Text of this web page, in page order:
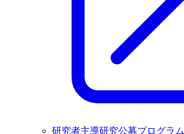
研究者主導研究公募プログラム